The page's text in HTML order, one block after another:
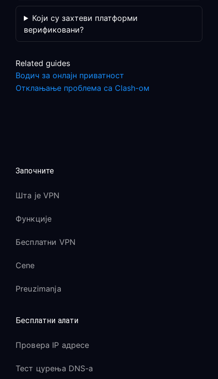
Који су захтеви платформи
верификовани?
Related guides
Водич за онлајн приватност
Отклањање проблема са Clash-ом
Започните
Шта је VPN
Функције
Бесплатни VPN
Cene
Preuzimanja
Бесплатни алати
Провера IP адресе
Тест цурења DNS-а